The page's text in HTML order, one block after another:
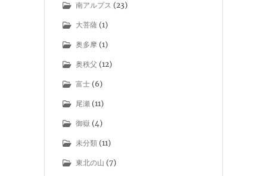
南アルプス (23)
大菩薩 (1)
奥多摩 (1)
奥秩父 (12)
富士 (6)
尾瀬 (11)
御嶽 (4)
未分類 (11)
東北の山 (7)